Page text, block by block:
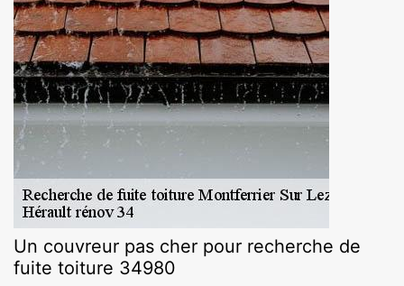
Un couvreur pas cher pour recherche de
fuite toiture 34980